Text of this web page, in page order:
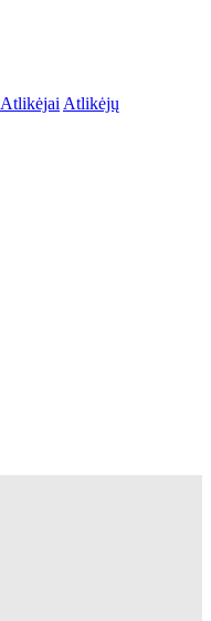
Atlikėjai Atlikėjų